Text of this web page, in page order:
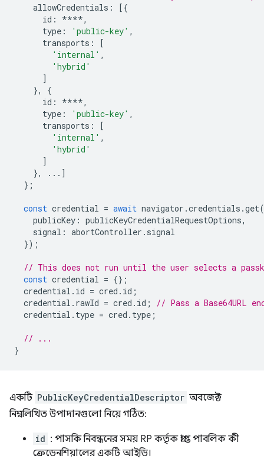
allowCredentials :
[{
id : ****,
type : 'public-key' ,
transports :
[
'internal' ,
'hybrid'
]
},
{
id : ****,
type : 'public-key' ,
transports :
[
'internal' ,
'hybrid'
]
},
...]
};
const credential = await navigator .credentials .get
publicKey : publicKeyCredentialRequestOptions,
signal : abortController . signal
});
// This does not run until the user selects a
const credential = {};
credential . id = cred . id ;
credential . rawId = cred . id ;
// Pass a Base64URL
credential . type = cred . type ;
// ...
}
একটি PublicKeyCredentialDescriptor অবজেক্ট
নিম্নলিখিত উপাদানগুলো নিয়ে গঠিত:
id : পাসকি নিবন্ধনের সময় RP কর্তৃক প্রাপ্ত পাবলিক কী
ক্রেডেনশিয়ালের একটি আইডি।